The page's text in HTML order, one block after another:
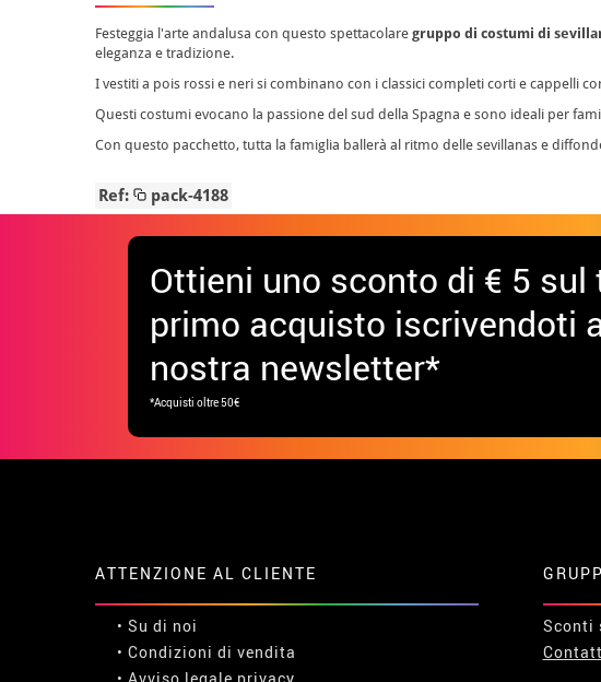
Festeggia l'arte andalusa con questo spettacolare gruppo di costumi di
eleganza e tradizione.
I vestiti a pois rossi e neri si combinano con i classici completi corti e cappelli
Questi costumi evocano la passione del sud della Spagna e sono ideali per
Con questo pacchetto, tutta la famiglia ballerà al ritmo delle sevillanas e
Ref: pack-4188
Ottieni uno sconto di € 5 sul
primo acquisto iscrivendoti
nostra newsletter*
*Acquisti oltre 50€
ATTENZIONE AL CLIENTE
• Su di noi
• Condizioni di vendita
Sconti